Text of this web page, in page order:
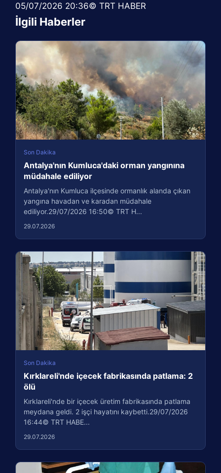
05/07/2026 20:36© TRT HABER
İlgili Haberler
Son Dakika
Antalya'nın Kumluca'daki orman yangınına
müdahale ediliyor
Antalya'nın Kumluca ilçesinde ormanlık alanda çıkan
yangına havadan ve karadan müdahale
ediliyor.29/07/2026 16:50© TRT H...
29.07.2026
Son Dakika
Kırklareli'nde içecek fabrikasında patlama: 2
ölü
Kırklareli'nde bir içecek üretim fabrikasında patlama
meydana geldi. 2 işçi hayatını kaybetti.29/07/2026
16:44© TRT HABE...
29.07.2026